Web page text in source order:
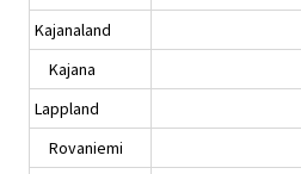
Kajanaland
Kajana
Lappland
Rovaniemi